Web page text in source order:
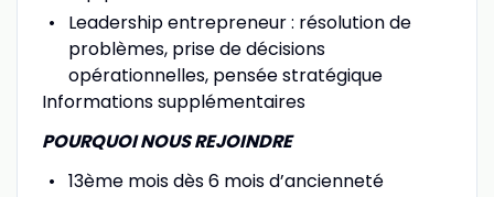
Leadership entrepreneur : résolution de
problèmes, prise de décisions
opérationnelles, pensée stratégique
Informations supplémentaires
POURQUOI NOUS REJOINDRE
13ème mois dès 6 mois d’ancienneté